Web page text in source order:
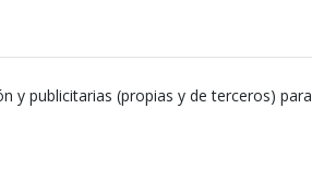
y publicitarias (propias y de terceros) para